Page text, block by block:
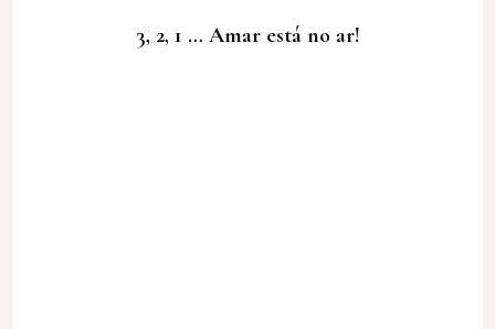
3, 2, 1 … Amar está no ar!